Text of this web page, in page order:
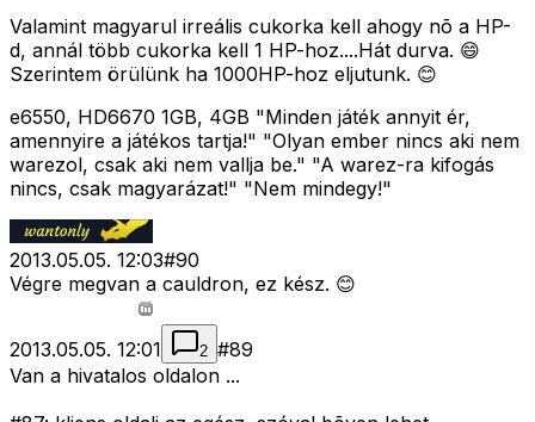
Valamint magyarul irreális cukorka kell ahogy nõ a HP-
d, annál több cukorka kell 1 HP-hoz....Hát durva. 😄
Szerintem örülünk ha 1000HP-hoz eljutunk. 😊
e6550, HD6670 1GB, 4GB "Minden játék annyit ér,
amennyire a játékos tartja!" "Olyan ember nincs aki nem
warezol, csak aki nem vallja be." "A warez-ra kifogás
nincs, csak magyarázat!" "Nem mindegy!"
2013.05.05. 12:03#90
Végre megvan a cauldron, ez kész. 😊
2013.05.05. 12:01 2 #89
Van a hivatalos oldalon ...